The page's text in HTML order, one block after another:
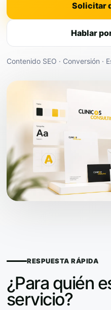
Solicitar
Hablar
Contenido SEO · Conversión ·
RESPUESTA RÁPIDA
¿Para quién
servicio?